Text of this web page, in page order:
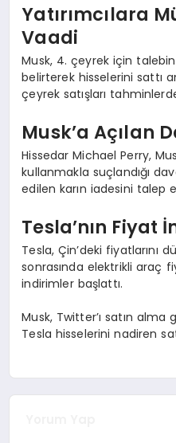
YAŞAM
DIĞER
Yatırımcılara
Vaadi
Musk, 4. çeyrek için
belirterek hisselerini sattı
çeyrek satışları
Musk’a Açılan
Hissedar Michael Perry,
kullanmakla suçlandığı
edilen karın iadesini talep
Tesla’nın Fiyat
Tesla, Çin’deki fiyatlarını
sonrasında elektrikli araç
indirimler başlattı.
Musk, Twitter’ı satın
Tesla hisselerini nadiren